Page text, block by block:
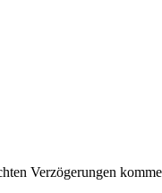
Verzögerungen